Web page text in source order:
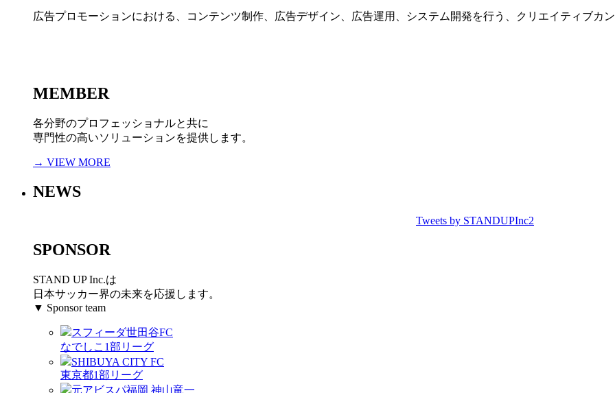
広告プロモーションにおける、コンテンツ制作、広告デザイン、広告運用、システム開発を行う、 クリエイティブカ
MEMBER
各分野のプロフェッショナルと共に
専門性の高いソリューションを提供します。
→ VIEW MORE
NEWS
Tweets by STANDUPInc2
SPONSOR
STAND UP Inc.は
日本サッカー界の未来を応援します。
▼ Sponsor team
スフィーダ世田谷FC
なでしこ1部リーグ
SHIBUYA CITY FC
東京都1部リーグ
元アビスパ福岡 神山竜一